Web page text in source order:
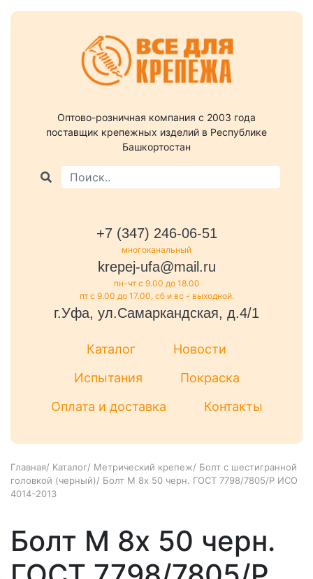
Оптово-розничная компания c 2003 года
поставщик крепежных изделий в Республике
Башкортостан
+7 (347) 246-06-51
многоканальный
krepej-ufa@mail.ru
пн-чт с 9.00 до 18.00
пт с 9.00 до 17.00, сб и вс - выходной.
г.Уфа, ул.Самаркандская, д.4/1
Каталог
Новости
Испытания
Покраска
Оплата и доставка
Контакты
Главная/ Каталог/ Метрический крепеж/ Болт с шестигранной
головкой (черный)/ Болт М 8х 50 черн. ГОСТ 7798/7805/Р ИСО
4014-2013
Болт М 8х 50 черн.